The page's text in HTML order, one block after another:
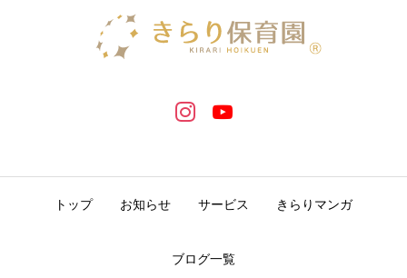
トップ お知らせ サービス きらりマンガ
ブログ一覧